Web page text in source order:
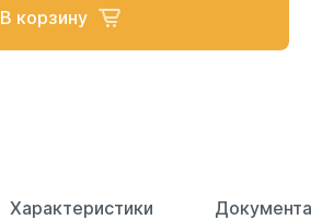
В корзину
Характеристики